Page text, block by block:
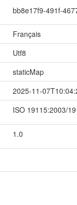
bb8e17f9-491f-
Français
Utf8
staticMap
2025-11-
ISO 19115:2003/
1.0